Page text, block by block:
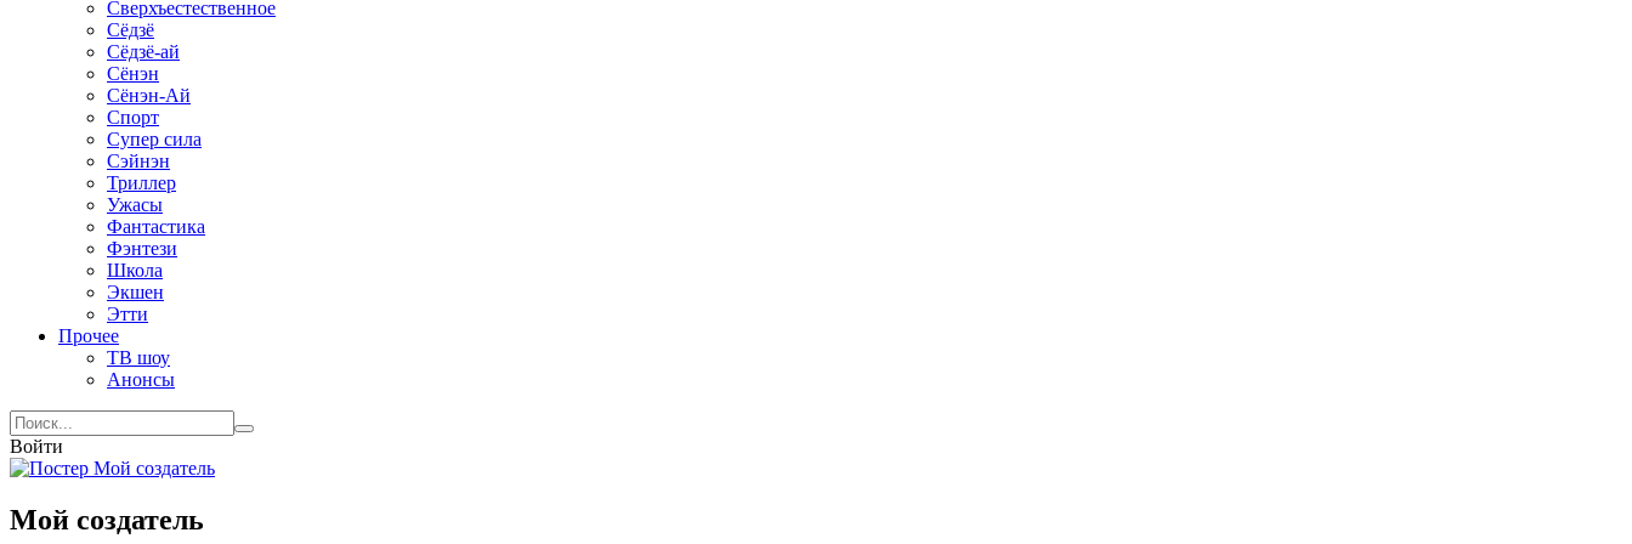
Сверхъестественное
Сёдзё
Сёдзё-ай
Сёнэн
Сёнэн-Ай
Спорт
Супер сила
Сэйнэн
Триллер
Ужасы
Фантастика
Фэнтези
Школа
Экшен
Этти
Прочее
ТВ шоу
Анонсы
Войти
Мой создатель